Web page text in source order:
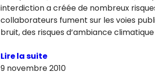
interdiction a créée de nombreux
collaborateurs fument sur les voies
bruit, des risques d’ambiance
Lire la suite
9 novembre 2010